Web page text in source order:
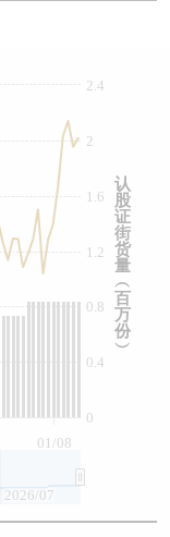
01/08
0
0.4
0.8
1.2
1.6
2
2.4
2026/07
认
股
证
街
货
量
︵
百
万
份
︶